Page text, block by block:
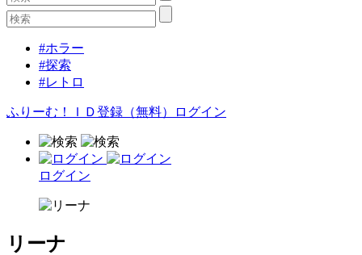
#ホラー
#探索
#レトロ
ふりーむ！ＩＤ登録（無料） ログイン
ログイン
リーナ